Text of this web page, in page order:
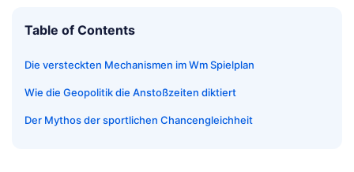
Table of Contents
Die versteckten Mechanismen im Wm Spielplan
Wie die Geopolitik die Anstoßzeiten diktiert
Der Mythos der sportlichen Chancengleichheit